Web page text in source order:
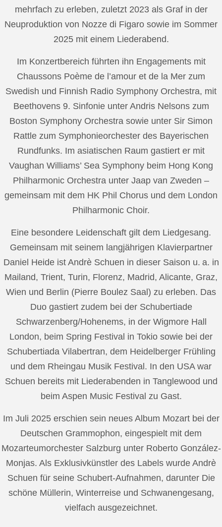
mehrfach zu erleben, zuletzt 2023 als Graf in der
Neuproduktion von Nozze di Figaro sowie im Sommer
2025 mit einem Liederabend.
Im Konzertbereich führten ihn Engagements mit
Chaussons Poème de l’amour et de la Mer zum
Swedish und Finnish Radio Symphony Orchestra, mit
Beethovens 9. Sinfonie unter Andris Nelsons zum
Boston Symphony Orchestra sowie unter Sir Simon
Rattle zum Symphonieorchester des Bayerischen
Rundfunks. Im asiatischen Raum gastiert er mit
Vaughan Williams’ Sea Symphony beim Hong Kong
Philharmonic Orchestra unter Jaap van Zweden –
gemeinsam mit dem HK Phil Chorus und dem London
Philharmonic Choir.
Eine besondere Leidenschaft gilt dem Liedgesang.
Gemeinsam mit seinem langjährigen Klavierpartner
Daniel Heide ist Andrè Schuen in dieser Saison u. a. in
Mailand, Trient, Turin, Florenz, Madrid, Alicante, Graz,
Wien und Berlin (Pierre Boulez Saal) zu erleben. Das
Duo gastiert zudem bei der Schubertiade
Schwarzenberg/Hohenems, in der Wigmore Hall
London, beim Spring Festival in Tokio sowie bei der
Schubertiada Vilabertran, dem Heidelberger Frühling
und dem Rheingau Musik Festival. In den USA war
Schuen bereits mit Liederabenden in Tanglewood und
beim Aspen Music Festival zu Gast.
Im Juli 2025 erschien sein neues Album Mozart bei der
Deutschen Grammophon, eingespielt mit dem
Mozarteumorchester Salzburg unter Roberto González-
Monjas. Als Exklusivkünstler des Labels wurde Andrè
Schuen für seine Schubert-Aufnahmen, darunter Die
schöne Müllerin, Winterreise und Schwanengesang,
vielfach ausgezeichnet.